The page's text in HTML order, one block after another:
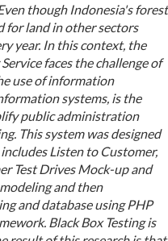
though Indonesia's forest
for land in other sectors
year. In this context, the
faces the challenge of
use of information
systems, is the
public administration
This system was designed
Listen to Customer,
Test Drives Mock-up and
and then
and database using PHP
Black Box Testing is